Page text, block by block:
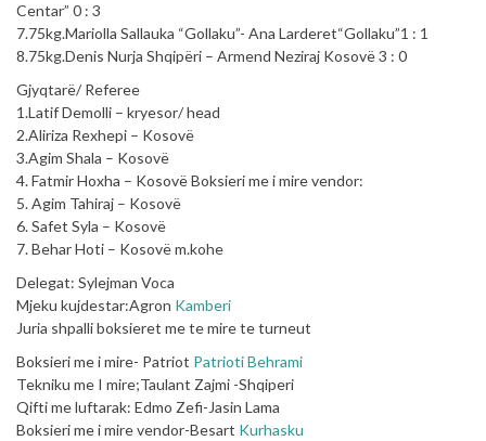
Centar” 0 : 3
7.75kg.Mariolla Sallauka “Gollaku”- Ana Larderet“Gollaku”1 : 1
8.75kg.Denis Nurja Shqipëri – Armend Neziraj Kosovë 3 : 0
Gjyqtarë/ Referee
1.Latif Demolli – kryesor/ head
2.Aliriza Rexhepi – Kosovë
3.Agim Shala – Kosovë
4. Fatmir Hoxha – Kosovë Boksieri me i mire vendor:
5. Agim Tahiraj – Kosovë
6. Safet Syla – Kosovë
7. Behar Hoti – Kosovë m.kohe
Delegat: Sylejman Voca
Mjeku kujdestar:Agron Kamberi
Juria shpalli boksieret me te mire te turneut
Boksieri me i mire- Patriot Patrioti Behrami
Tekniku me I mire;Taulant Zajmi -Shqiperi
Qifti me luftarak: Edmo Zefi-Jasin Lama
Boksieri me i mire vendor-Besart Kurhasku